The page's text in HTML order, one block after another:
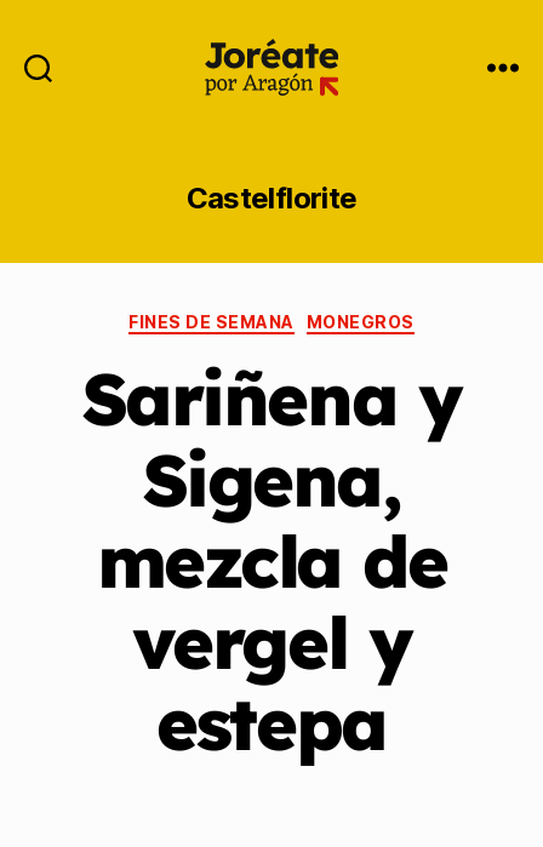
Castelflorite
FINES DE SEMANA MONEGROS
Sariñena y
Sigena,
mezcla de
vergel y
estepa